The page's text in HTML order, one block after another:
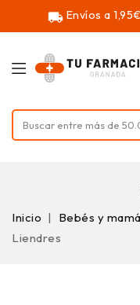
local_shipping Envíos a
Inicio Bebés y
Liendres